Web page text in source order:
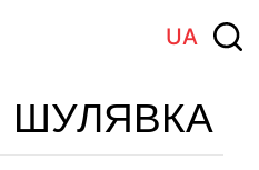
UA
ШУЛЯВКА